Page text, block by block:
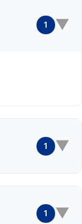
1 ▼
1 ▼
1 ▼